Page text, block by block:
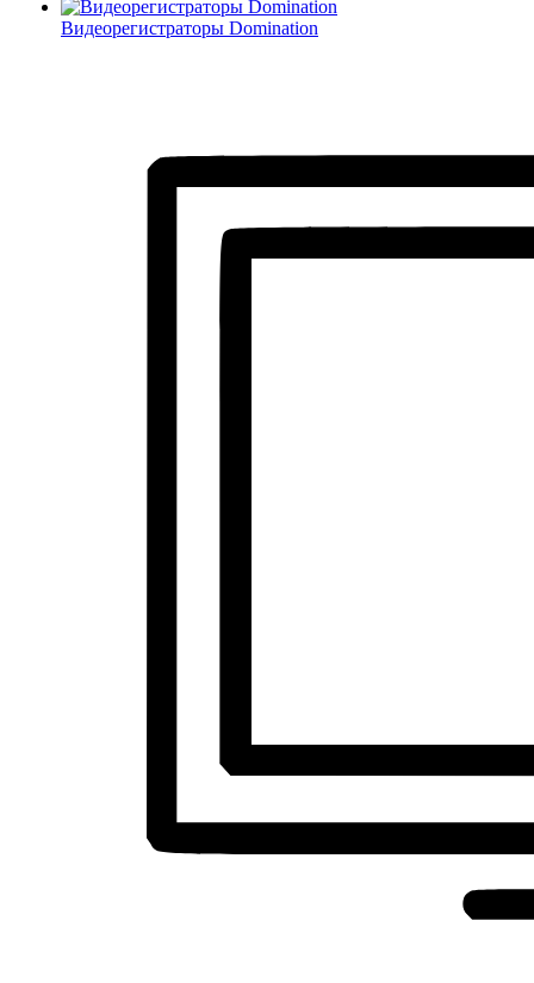
Видеорегистраторы Domination